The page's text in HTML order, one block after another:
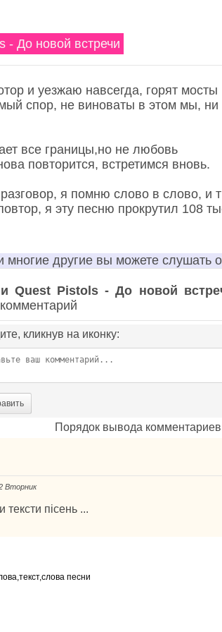
- До новой встречи
и уезжаю навсегда, горят мосты
спор, не виноваты в этом мы, ни
все границы,но не любовь
повторится, встретимся вновь.
я помню слово в слово, и
я эту песню прокрутил 108
многие другие вы можете слушать
Quest Pistols - До новой
кликнув на иконку:
Порядок вывода
Вторник
тексти пісень ...
песни